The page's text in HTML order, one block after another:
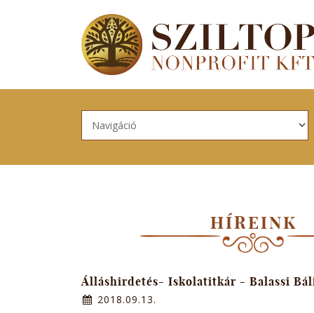
HÍREINK
Álláshirdetés- Iskolatitkár - Balassi
2018.09.13.